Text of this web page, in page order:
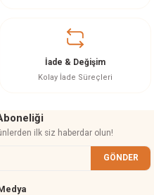
İade & Değişim
Kolay İade Süreçleri
ilk siz haberdar olun!
GÖNDER